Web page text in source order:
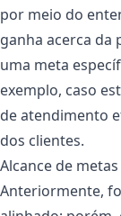
por meio do
ganha acerca
uma meta
exemplo, caso
de atendimento
dos clientes.
Alcance de
Anteriormente,